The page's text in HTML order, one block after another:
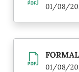
01/08/
01/08/